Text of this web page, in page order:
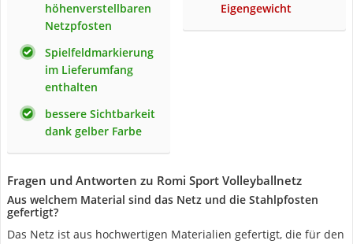
höhenverstellbaren
Netzpfosten
Spielfeldmarkierung
im Lieferumfang
enthalten
bessere Sichtbarkeit
dank gelber Farbe
Eigengewicht
Fragen und Antworten zu Romi Sport Volleyballnetz
Aus welchem Material sind das Netz und die Stahlpfosten
gefertigt?
Das Netz ist aus hochwertigen Materialien gefertigt, die für den